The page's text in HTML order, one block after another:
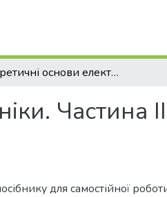
Теоретичні основи електротехніки. Частина ІІ: навч. посібник для самостійної роботи студентів
Частина
для самостійної